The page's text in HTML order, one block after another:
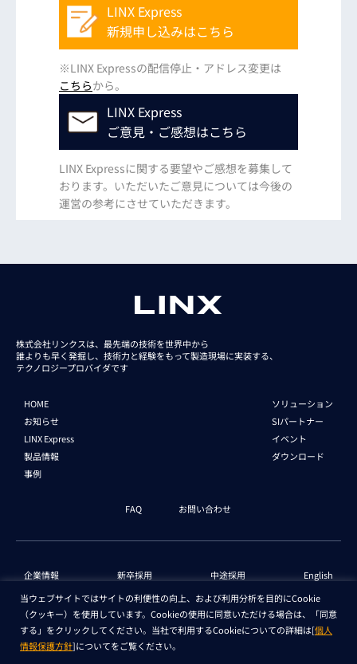
LINX Express
新規申し込みはこちら
※LINX Expressの配信停止・アドレス変更は
こちらから。
LINX Express
ご意見・ご感想はこちら
LINX Expressに関する要望やご感想を募集して
おります。いただいたご意見については今後の
運営の参考にさせていただきます。
株式会社リンクスは、最先端の技術を世界中から
誰よりも早く発掘し、技術力と経験をもって製造現場に実装する、
テクノロジープロバイダです
HOME
お知らせ
LINX Express
製品情報
事例
ソリューション
SIパートナー
イベント
ダウンロード
FAQ お問い合わせ
企業情報 新卒採用 中途採用 English
個人情報保護法 情報 セキュリティ基本方針
Copyright © LINX Corporation. All Rights Reserved.
当ウェブサイトではサイトの利便性の向上、および利用分析を目的にCookie
（クッキー）を使用しています。Cookieの使用に同意いただける場合は、「同意
する」をクリックしてください。当社で利用するCookieについての詳細は[個人
情報保護方針]についてをご覧ください。